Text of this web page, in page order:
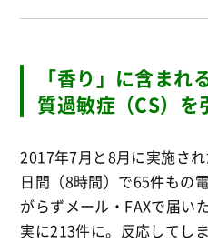
「香り」に含まれ
質過敏症（CS）を
2017年7月と8月に実施さ
日間（8時間）で65件もの
がらずメール・FAXで届い
実に213件に。反応してし